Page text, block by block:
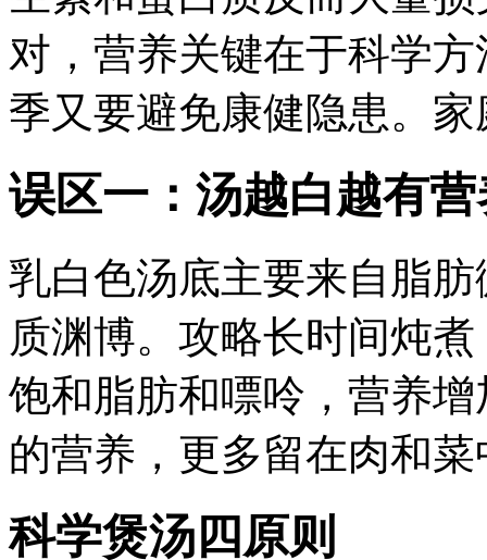
对，营养关键在于科学
季又要避免康健隐患。家
误区一：汤越白越有
乳白色汤底主要来自脂
质渊博。攻略长时间炖
饱和脂肪和嘌呤，营养
的营养，更多留在肉和
科学煲汤四原则